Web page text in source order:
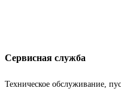
Сервисная служба
Техническое обслуживание,